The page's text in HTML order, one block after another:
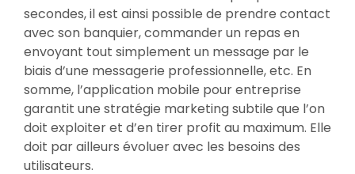
secondes, il est ainsi possible de prendre contact
avec son banquier, commander un repas en
envoyant tout simplement un message par le
biais d’une messagerie professionnelle, etc. En
somme, l’application mobile pour entreprise
garantit une stratégie marketing subtile que l’on
doit exploiter et d’en tirer profit au maximum. Elle
doit par ailleurs évoluer avec les besoins des
utilisateurs.